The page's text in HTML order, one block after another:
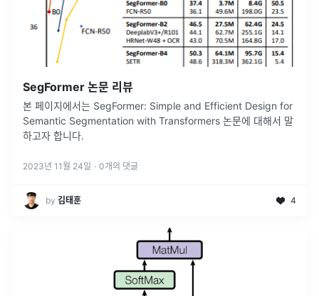
SegFormer 논문 리뷰
본 페이지에서는 SegFormer: Simple and Efficient Design for
Semantic Segmentation with Transformers 논문에 대해서 말
하고자 합니다.
2023년 11월 24일 · 0개의 댓글
by 김태훈 4